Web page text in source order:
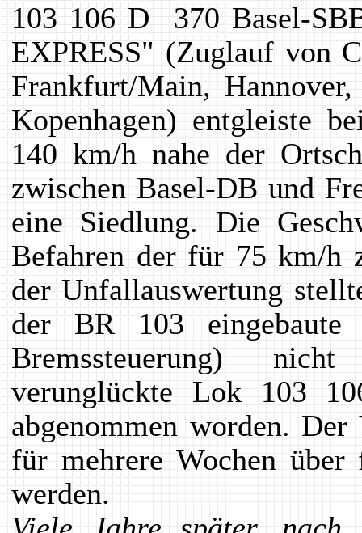
103 106 D 370 Basel-
EXPRESS" (Zuglauf von
Frankfurt/Main,
Kopenhagen) entgleiste
140 km/h nahe der
zwischen Basel-DB und
eine Siedlung. Die
Befahren der für 75 km/h
der Unfallauswertung
der BR 103 eingebaute
Bremssteuerung)
verunglückte Lok 103
abgenommen worden.
für mehrere Wochen über
werden.